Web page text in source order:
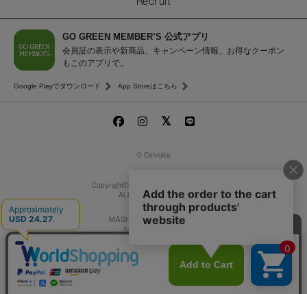
Recruit
GO GREEN MEMBER’S 公式アプリ
会員証の表示や新商品、キャンペーン情報、お得なクーポン
もこのアプリで。
Google Playでダウンロード App Storeはこちら
© Celvoke
Copyright© MASH Beauty Lab Co.,Ltd.
ALL Rights Reserved.
MASH GO GREEN STORE
SNIDEL BEAUTY
F ORGANICS
/
Mitea ORGANIC